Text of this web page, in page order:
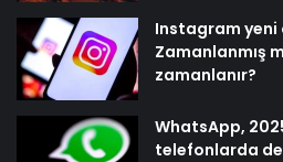
Instagram yeni
Zamanlanmış
zamanlanır?
WhatsApp,
telefonlarda